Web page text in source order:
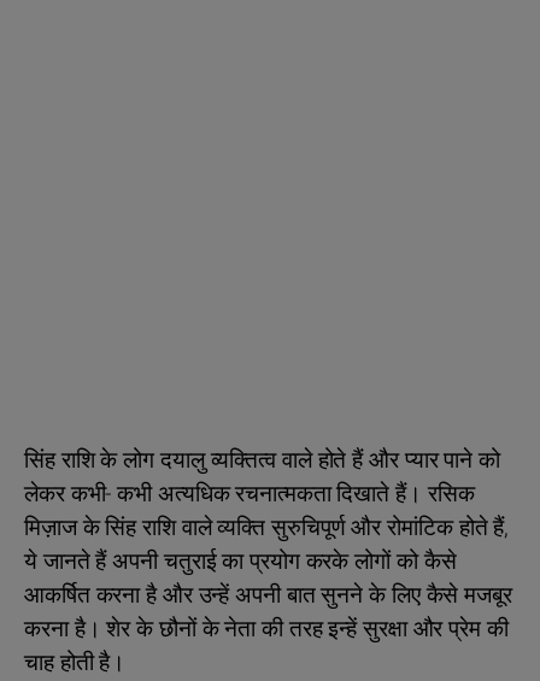
सिंह राशि के लोग दयालु व्यक्तित्व वाले होते हैं और प्यार पाने को
लेकर कभी- कभी अत्यधिक रचनात्मकता दिखाते हैं। रसिक
मिज़ाज के सिंह राशि वाले व्यक्ति सुरुचिपूर्ण और रोमांटिक होते हैं,
ये जानते हैं अपनी चतुराई का प्रयोग करके लोगों को कैसे
आकर्षित करना है और उन्हें अपनी बात सुनने के लिए कैसे मजबूर
करना है। शेर के छौनों के नेता की तरह इन्हें सुरक्षा और प्रेम की
चाह होती है।